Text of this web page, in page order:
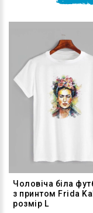
Чоловіча біла
з принтом Frida
розмір L